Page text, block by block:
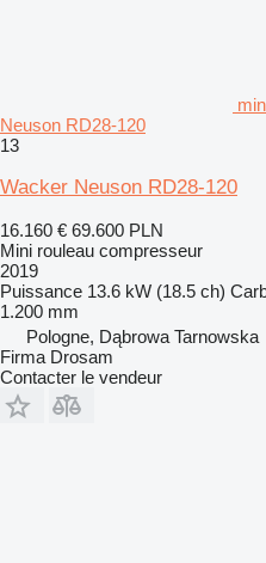
Neuson RD28-120
13
Wacker Neuson RD28-120
16.160 € 69.600 PLN
Mini rouleau compresseur
2019
Puissance 13.6 kW (18.5 ch)
1.200 mm
Pologne, Dąbrowa Tarnowska
Firma Drosam
Contacter le vendeur